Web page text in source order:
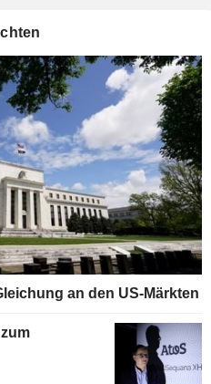
an den US-Märkten